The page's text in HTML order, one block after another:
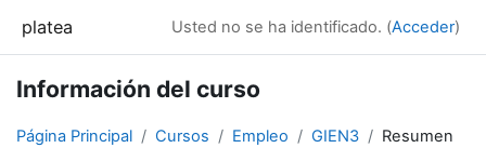
platea Usted no se ha identificado. (Acceder)
Información del curso
Página Principal Cursos Empleo GIEN3 Resumen